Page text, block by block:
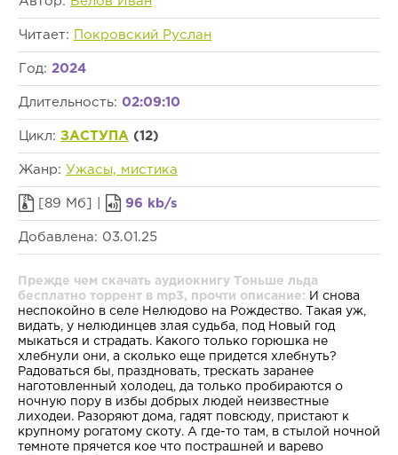
Читает: Покровский Руслан
Год: 2024
Длительность: 02:09:10
Цикл: ЗАСТУПА (12)
Жанр: Ужасы, мистика
[89 Мб] | 96 kb/s
Добавлена: 03.01.25
Прежде чем скачать аудиокнигу Тоньше льда
бесплатно торрент в mp3, прочти описание: И снова
неспокойно в селе Нелюдово на Рождество. Такая уж,
видать, у нелюдинцев злая судьба, под Новый год
мыкаться и страдать. Какого только горюшка не
хлебнули они, а сколько еще придется хлебнуть?
Радоваться бы, праздновать, трескать заранее
наготовленный холодец, да только пробираются о
ночную пору в избы добрых людей неизвестные
лиходеи. Разоряют дома, гадят повсюду, пристают к
крупному рогатому скоту. А где-то там, в стылой ночной
темноте прячется кое что пострашней и варево